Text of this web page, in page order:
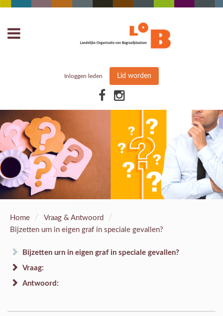
Inloggen leden Lid worden
Home / Vraag & Antwoord /
Bijzetten urn in eigen graf in speciale gevallen?
Bijzetten urn in eigen graf in speciale gevallen?
Vraag:
Antwoord: